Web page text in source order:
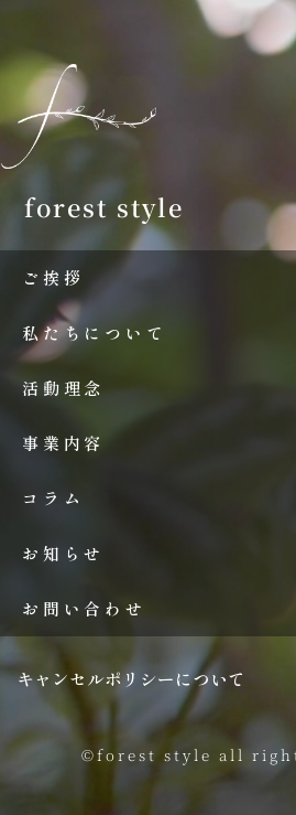
forest style
ご挨拶
私たちについて
活動理念
事業内容
コラム
お知らせ
お問い合わせ
キャンセルポリシーについて
©forest style all